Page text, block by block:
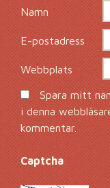
Namn *
E-postadress*
Webbplats
Spara mitt
i denna
kommentar.
Captcha*